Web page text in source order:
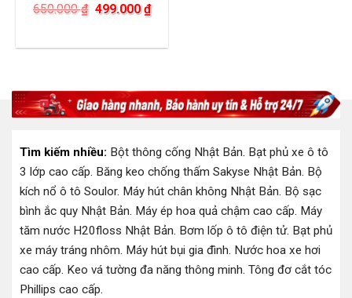
650.000₫ Giá
650.000 ₫.
499.000₫Giá
hiện
là:
Tìm kiếm nhiều: Bột thông cống Nhật Bản. Bạt phủ xe ô tô
3 lớp cao cấp. Băng keo chống thấm Sakyse Nhật Bản. Bộ
kích nổ ô tô Soulor. Máy hút chân không Nhật Bản. Bộ sạc
bình ắc quy Nhật Bản. Máy ép hoa quả chậm cao cấp. Máy
tăm nước H20floss Nhật Bản. Bơm lốp ô tô điện tử. Bạt phủ
xe máy tráng nhôm. Máy hút bụi gia đình. Nước hoa xe hơi
cao cấp. Keo vá tường đa năng thông minh. Tông đơ cắt tóc
Phillips cao cấp.